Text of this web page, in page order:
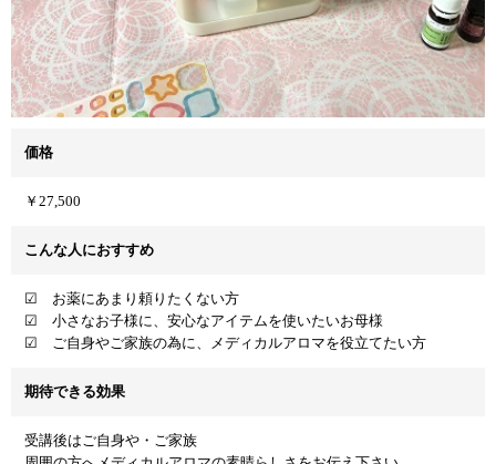
価格
￥27,500
こんな人におすすめ
☑ お薬にあまり頼りたくない方
☑ 小さなお子様に、安心なアイテムを使いたいお母様
☑ ご自身やご家族の為に、メディカルアロマを役立てたい方
期待できる効果
受講後はご自身や・ご家族